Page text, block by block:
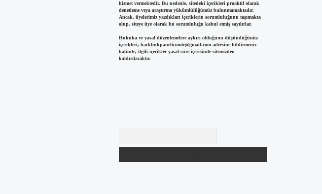
hizmet vermektedir. Bu nedenle, sitedeki içerikleri proaktif olarak
denetleme veya araştırma yükümlülüğümüz bulunmamaktadır.
Ancak, üyelerimiz yazdıkları içeriklerin sorumluluğunu taşımakta
olup, siteye üye olarak bu sorumluluğu kabul etmiş sayılırlar.
Hukuka ve yasal düzenlemelere aykırı olduğunu düşündüğünüz
içerikleri, backlinkpanelicomtr@gmail.comadresine bildirmeniz
halinde, ilgili içerikler yasal süre içerisinde sitemizden
kaldırılacaktır.